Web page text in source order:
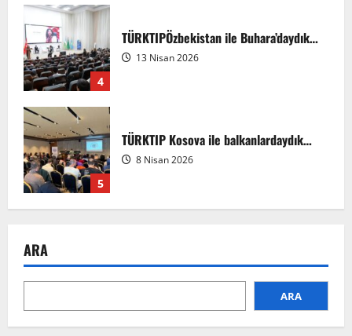
4
TÜRKTIPÖzbekistan ile Buhara’daydık…
13 Nisan 2026
5
TÜRKTIP Kosova ile balkanlardaydık…
8 Nisan 2026
1
7 Ağustos 2026
ARA
ARA